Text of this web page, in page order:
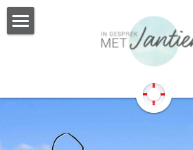
MET JANTIEN
PERSOONLIJKE BEGELEIDING
BURN OUT BEGELEIDING
SAMENGESTELD GEZIN